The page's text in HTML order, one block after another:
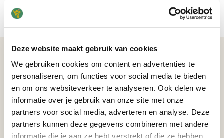
Deze website maakt gebruik van cookies
We gebruiken cookies om content en advertenties te
personaliseren, om functies voor social media te bieden
en om ons websiteverkeer te analyseren. Ook delen we
informatie over je gebruik van onze site met onze
partners voor social media, adverteren en analyse. Deze
partners kunnen deze gegevens combineren met andere
Het laatste nieuws
15 jun 2026
Slapen en rusten: 3 tips voor een
goede overgang